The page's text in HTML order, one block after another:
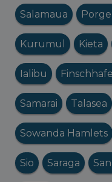
Salamaua
Kurumul Kieta
Ialibu
Samarai Talasea
Sowanda Hamlets
Sio Saraga